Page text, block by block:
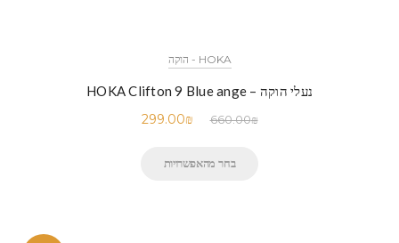
HOKA - הוקה
נעלי הוקה – HOKA Clifton 9 Blue ange
660.00₪
299.00₪
בחר מהאפשרויות